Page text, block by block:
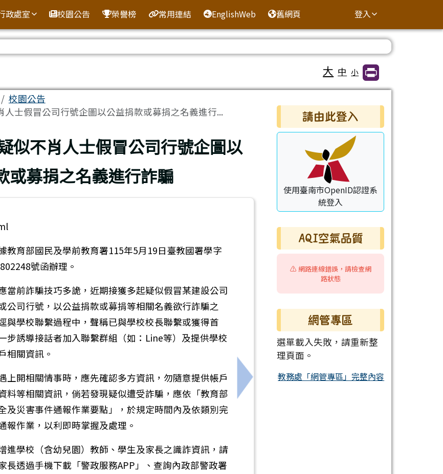
資訊網
政處室 校園公告 榮譽榜 常用連結 EnglishWeb 舊網頁 登入
大 中 小
校園公告
人士假冒公司行號企圖以公益捐款或募捐之名義進行...
似不肖人士假冒公司行號企圖以
或募捐之名義進行詐騙
轉知訊息】衛生福利部國民健康署提供之「電子煙與加熱菸外觀辨識方式及說明」
教育部國民及學前教育署115年5月19日臺教國署學字
號函辦理。
當前詐騙技巧多詭，近期接獲多起疑似假冒某建設公司
公司行號，以公益捐款或募捐等相關名義欲行詐騙之
與學校聯繫過程中，聲稱已與學校校長聯繫或獲得首
步誘導接話者加入聯繫群組（如：Line等）及提供學校
相關資訊。
上開相關情事時，應先確認多方資訊，勿隨意提供帳戶
料等相關資訊，倘若發現疑似遭受詐騙，應依「教育部
及災害事件通報作業要點」，於規定時間內及依類別完
報作業，以利即時掌握及處理。
進學校（含幼兒園）教師、學生及家長之識詐資訊，請
長透過手機下載「警政服務APP」、查詢內政部警政署
下一筆：學生服裝儀容委員會設置要點及服儀規
右邊區域內容
請由此登入
使用臺南市OpenID認證系
統登入
AQI空氣品質
⚠️ 網路連線錯誤，請檢查網
路狀態
網管專區
選單載入失敗，請重新整
理頁面。
教務處「網管專區」完整內容